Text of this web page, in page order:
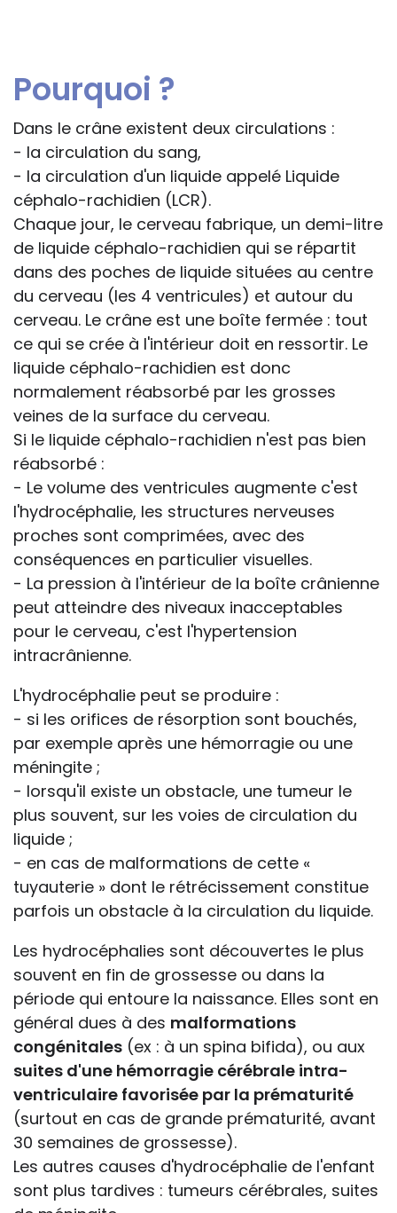
Pourquoi ?
Dans le crâne existent deux circulations :
- la circulation du sang,
- la circulation d'un liquide appelé Liquide
céphalo-rachidien (LCR).
Chaque jour, le cerveau fabrique, un demi-litre
de liquide céphalo-rachidien qui se répartit
dans des poches de liquide situées au centre
du cerveau (les 4 ventricules) et autour du
cerveau. Le crâne est une boîte fermée : tout
ce qui se crée à l'intérieur doit en ressortir. Le
liquide céphalo-rachidien est donc
normalement réabsorbé par les grosses
veines de la surface du cerveau.
Si le liquide céphalo-rachidien n'est pas bien
réabsorbé :
- Le volume des ventricules augmente c'est
l'hydrocéphalie, les structures nerveuses
proches sont comprimées, avec des
conséquences en particulier visuelles.
- La pression à l'intérieur de la boîte crânienne
peut atteindre des niveaux inacceptables
pour le cerveau, c'est l'hypertension
intracrânienne.
L'hydrocéphalie peut se produire :
- si les orifices de résorption sont bouchés,
par exemple après une hémorragie ou une
méningite ;
- lorsqu'il existe un obstacle, une tumeur le
plus souvent, sur les voies de circulation du
liquide ;
- en cas de malformations de cette «
tuyauterie » dont le rétrécissement constitue
parfois un obstacle à la circulation du liquide.
Les hydrocéphalies sont découvertes le plus
souvent en fin de grossesse ou dans la
période qui entoure la naissance. Elles sont en
général dues à des malformations
congénitales (ex : à un spina bifida), ou aux
suites d'une hémorragie cérébrale intra-
ventriculaire favorisée par la prématurité
(surtout en cas de grande prématurité, avant
30 semaines de grossesse).
Les autres causes d'hydrocéphalie de l'enfant
sont plus tardives : tumeurs cérébrales, suites